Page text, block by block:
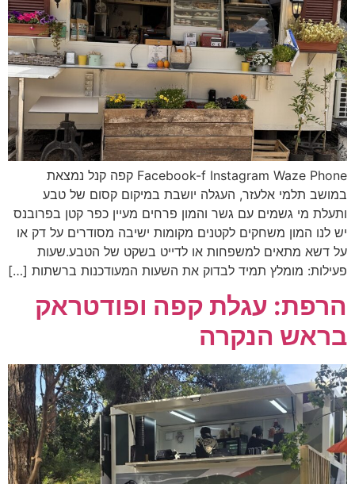
Facebook-f Instagram Waze Phone קפה קנל נמצאת
במושב תלמי אלעזר, העגלה יושבת במיקום קסום של טבע
ותעלת מי גשמים עם גשר והמון פרחים מעיין כפר קטן בפרובנס
יש לנו המון משחקים לקטנים מקומות ישיבה מסודרים על דק או
על דשא מתאים למשפחות או לדייט בשקט של הטבע.שעות
פעילות: מומלץ תמיד לבדוק את השעות המעודכנות ברשתות […]
הרפת: עגלת קפה ופודטראק
בראש הנקרה